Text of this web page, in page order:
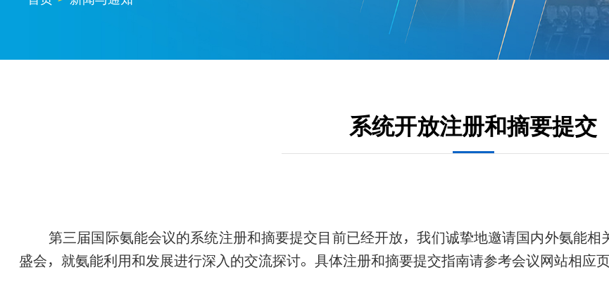
系统开放注册和摘要提交
第三届国际氨能会议的系统注册和摘要提交目前已经开放，我们诚挚地邀请国内外氨能
盛会，就氨能利用和发展进行深入的交流探讨。具体注册和摘要提交指南请参考会议网站相应页